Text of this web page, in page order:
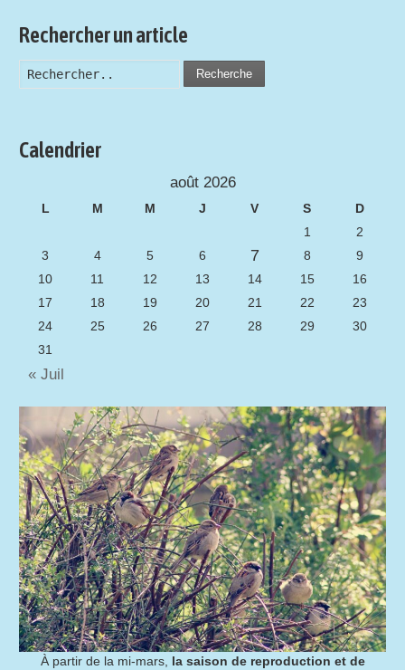
À partir de la mi-mars, la saison de reproduction et de
Rechercher un article
Recherche
Calendrier
août 2026
L M M J V S
D
1
2
3
4 5 6 7 8
9
10
11 12 13 14 15
16
17
18 19 20 21 22
23
24
25 26 27 28 29
30
31
« Juil